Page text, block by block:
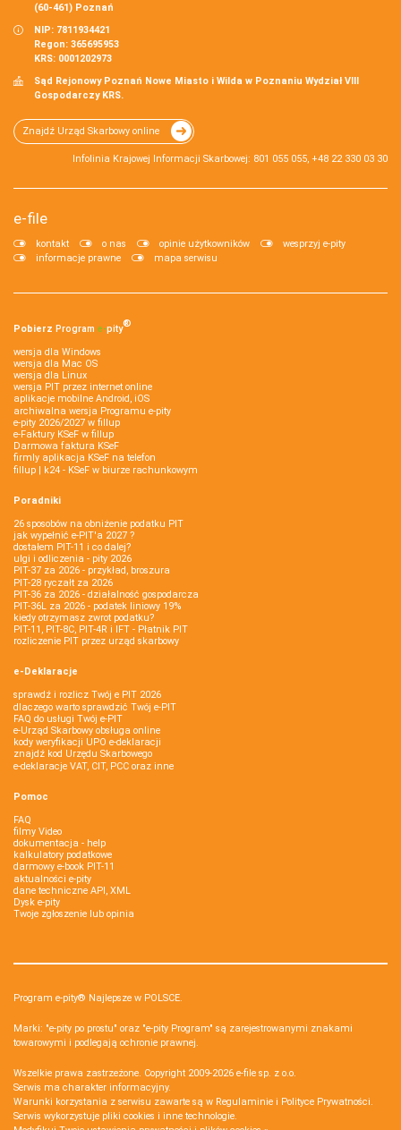
(60-461) Poznań
NIP: 7811934421
Regon: 365695953
KRS: 0001202973
Sąd Rejonowy Poznań Nowe Miasto i Wilda w Poznaniu Wydział VIII
Gospodarczy KRS.
Znajdź Urząd Skarbowy online
Infolinia Krajowej Informacji Skarbowej: 801 055 055, +48 22 330 03 30
e-file
kontakt o nas opinie użytkowników
wesprzyj e-pity
informacje prawne
mapa serwisu
Pobierz Program e‑pity®
wersja dla Windows
wersja dla Mac OS
wersja dla Linux
wersja PIT przez internet online
aplikacje mobilne Android, iOS
archiwalna wersja Programu e-pity
e-pity 2026/2027 w fillup
e‑Faktury KSeF w fillup
Darmowa faktura KSeF
firmly aplikacja KSeF na telefon
fillup | k24 - KSeF w biurze rachunkowym
Poradniki
26 sposobów na obniżenie podatku PIT
jak wypełnić e-PIT'a 2027 ?
dostałem PIT-11 i co dalej?
ulgi i odliczenia - pity 2026
PIT-37 za 2026 - przykład, broszura
PIT-28 ryczałt za 2026
PIT-36 za 2026 - działalność gospodarcza
PIT-36L za 2026 - podatek liniowy 19%
kiedy otrzymasz zwrot podatku?
PIT-11, PIT-8C, PIT-4R i IFT - Płatnik PIT
rozliczenie PIT przez urząd skarbowy
e-Deklaracje
sprawdź i rozlicz Twój e PIT 2026
dlaczego warto sprawdzić Twój e-PIT
FAQ do usługi Twój e-PIT
e-Urząd Skarbowy obsługa online
kody weryfikacji UPO e-deklaracji
znajdź kod Urzędu Skarbowego
e-deklaracje VAT, CIT, PCC oraz inne
Pomoc
FAQ
filmy Video
dokumentacja - help
kalkulatory podatkowe
darmowy e-book PIT-11
aktualności e-pity
dane techniczne API, XML
Dysk e-pity
Twoje zgłoszenie lub opinia
Program e-pity® Najlepsze w POLSCE.
Marki: "e-pity po prostu" oraz "e-pity Program" są zarejestrowanymi znakami
towarowymi i podlegają ochronie prawnej.
Wszelkie prawa zastrzeżone. Copyright 2009-2026 e-file sp. z o.o.
Serwis ma charakter informacyjny.
Warunki korzystania z serwisu zawarte są w Regulaminie i Polityce Prywatności.
Serwis wykorzystuje pliki cookies i inne technologie.